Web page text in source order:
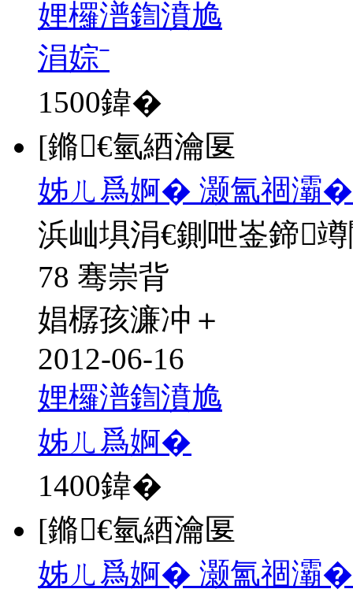
娌欏潽鍧濆尯
涓婃ˉ
1500鍏�
[鏅€氫綇瀹匽
姊ㄦ爲婀� 灏氳祻灞
浜屾埧涓€鍘呭崟鍗
78 骞崇背
娼樼孩濂冲＋
2012-06-16
娌欏潽鍧濆尯
姊ㄦ爲婀�
1400鍏�
[鏅€氫綇瀹匽
姊ㄦ爲婀� 灏氳祻灞